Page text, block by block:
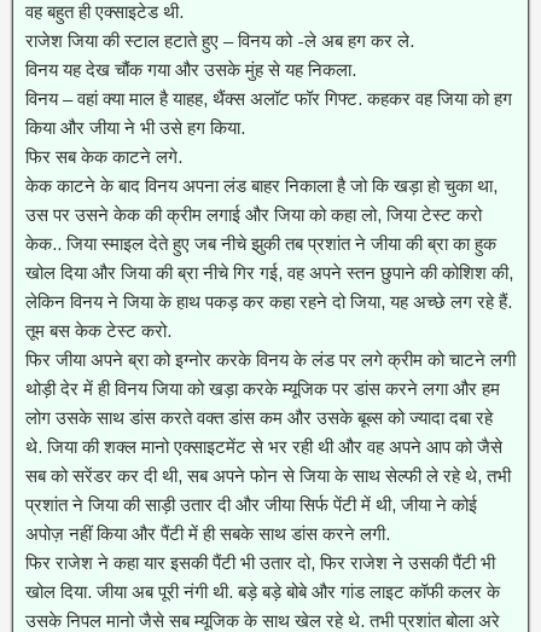
वह बहुत ही एक्साइटेड थी.
राजेश जिया की स्टाल हटाते हुए – विनय को -ले अब हग कर ले.
विनय यह देख चौंक गया और उसके मुंह से यह निकला.
विनय – वहां क्या माल है याहह, थैंक्स अलॉट फॉर गिफ्ट. कहकर वह जिया को हग
किया और जीया ने भी उसे हग किया.
फिर सब केक काटने लगे.
केक काटने के बाद विनय अपना लंड बाहर निकाला है जो कि खड़ा हो चुका था,
उस पर उसने केक की क्रीम लगाई और जिया को कहा लो, जिया टेस्ट करो
केक.. जिया स्माइल देते हुए जब नीचे झुकी तब प्रशांत ने जीया की ब्रा का हुक
खोल दिया और जिया की ब्रा नीचे गिर गई, वह अपने स्तन छुपाने की कोशिश की,
लेकिन विनय ने जिया के हाथ पकड़ कर कहा रहने दो जिया, यह अच्छे लग रहे हैं.
तूम बस केक टेस्ट करो.
फिर जीया अपने ब्रा को इग्नोर करके विनय के लंड पर लगे क्रीम को चाटने लगी
थोड़ी देर में ही विनय जिया को खड़ा करके म्यूजिक पर डांस करने लगा और हम
लोग उसके साथ डांस करते वक्त डांस कम और उसके बूब्स को ज्यादा दबा रहे
थे. जिया की शक्ल मानो एक्साइटमेंट से भर रही थी और वह अपने आप को जैसे
सब को सरेंडर कर दी थी, सब अपने फोन से जिया के साथ सेल्फी ले रहे थे, तभी
प्रशांत ने जिया की साड़ी उतार दी और जीया सिर्फ पेंटी में थी, जीया ने कोई
अपोज़ नहीं किया और पैंटी में ही सबके साथ डांस करने लगी.
फिर राजेश ने कहा यार इसकी पैंटी भी उतार दो, फिर राजेश ने उसकी पैंटी भी
खोल दिया. जीया अब पूरी नंगी थी. बड़े बड़े बोबे और गांड लाइट कॉफी कलर के
उसके निपल मानो जैसे सब म्यूजिक के साथ खेल रहे थे. तभी प्रशांत बोला अरे